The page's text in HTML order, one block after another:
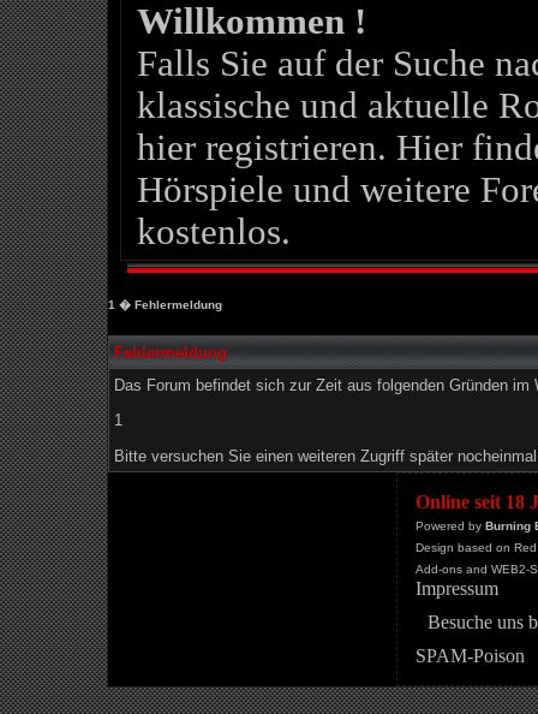
Willkommen !
Falls Sie auf der Suche
klassische und aktuelle
hier registrieren. Hier
Hörspiele und weitere
kostenlos.
1 � Fehlermeldung
Fehlermeldung
Das Forum befindet sich zur Zeit aus folgenden Gründen im
1
Bitte versuchen Sie einen weiteren Zugriff später
Online seit 18
Powered by Burning
Design based on
Add-ons and WEB2-
Impressum
Besuche uns
SPAM-Poison